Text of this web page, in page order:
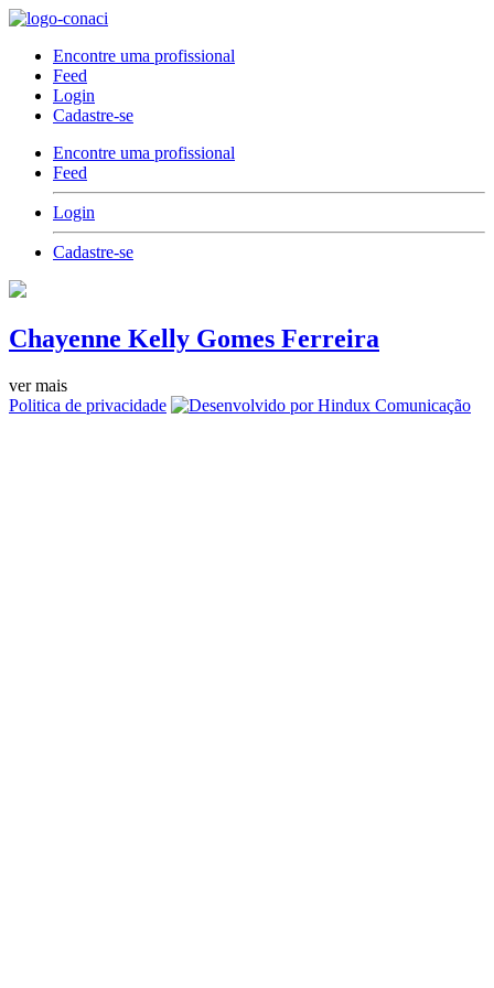
Encontre uma profissional
Feed
Login
Cadastre-se
Encontre uma profissional
Feed
Login
Cadastre-se
Chayenne Kelly Gomes Ferreira
ver mais
Politica de privacidade